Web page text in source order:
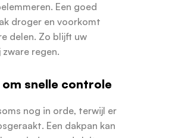
Een goed
droger en voorkomt
delen. Zo blijft uw
regen.
snelle controle
nog in orde, terwijl er
Een dakpan kan